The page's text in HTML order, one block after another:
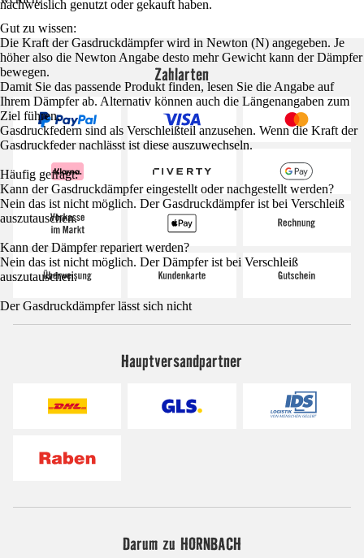
Gut zu wissen:
Die Kraft der Gasdruckdämpfer wird in Newton (N) angegeben. Je
höher also die Newton Angabe desto mehr Gewicht kann der Dämpfer
bewegen.
Damit Sie das passende Produkt finden, lesen Sie die Angabe auf
Ihrem Dämpfer ab. Alternativ können auch die Längenangaben zum
Ziel führen.
Gasdruckfedern sind als Verschleißteil anzusehen. Wenn die Kraft der
Gasdruckfeder nachlässt ist diese auszuwechseln.
Häufig gefragt:
Kann der Gasdruckdämpfer eingestellt oder nachgestellt werden?
Nein das ist nicht möglich. Der Gasdruckdämpfer ist bei Verschleiß
auszutauschen.
Kann der Dämpfer repariert werden?
Nein das ist nicht möglich. Der Dämpfer ist bei Verschleiß
auszutauschen.
Der Gasdruckdämpfer lässt sich nicht
nachweislich genutzt oder gekauft haben.
Zahlarten
Hauptversandpartner
Darum zu HORNBACH